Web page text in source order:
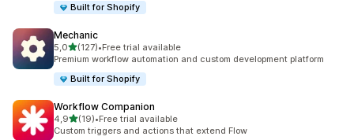
Built for Shopify
Mechanic
5,0na 5 gwiazdek
(127)
Łączna liczba recenzji: 127
•Free trial available
Premium workflow automation and custom development platform
Built for Shopify
Workflow Companion
4,9na 5 gwiazdek
(19)
Łączna liczba recenzji: 19
•Free trial available
Custom triggers and actions that extend Flow